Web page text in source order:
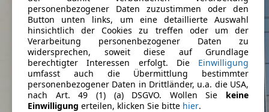
personenbezogener Daten zuzustimmen oder den
Button unten links, um eine detaillierte Auswahl
hinsichtlich der Cookies zu treffen oder um der
Verarbeitung personenbezogener Daten zu
widersprechen, soweit diese auf Grundlage
berechtigter Interessen erfolgt. Die Einwilligung
umfasst auch die Übermittlung bestimmter
personenbezogener Daten in Drittländer, u.a. die USA,
nach Art. 49 (1) (a) DSGVO. Wollen Sie keine
Einwilligung erteilen, klicken Sie bitte hier.